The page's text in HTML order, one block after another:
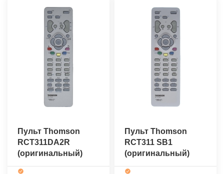
Пульт Thomson
RCT311DA2R
(оригинальный)
Пульт Thomson
RCT311 SB1
(оригинальный)